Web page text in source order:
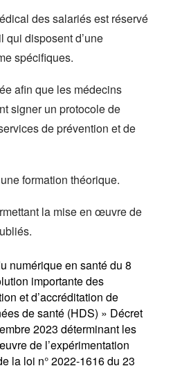
des salariés est réservé
qui disposent d’une
spécifiques.
afin que les médecins
signer un protocole de
de prévention et de
formation théorique.
la mise en œuvre de
numérique en santé du 8
importante des
et d’accréditation de
de santé (HDS) » Décret
2023 déterminant les
de l’expérimentation
la loi n° 2022-1616 du 23